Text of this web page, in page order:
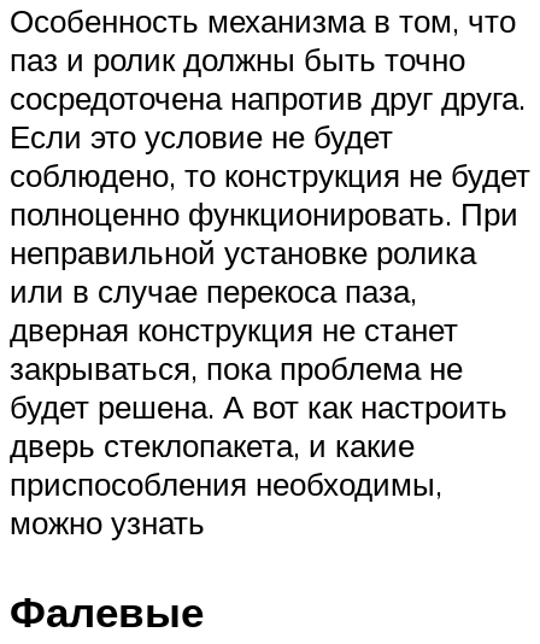
Особенность механизма в том, что
паз и ролик должны быть точно
сосредоточена напротив друг друга.
Если это условие не будет
соблюдено, то конструкция не будет
полноценно функционировать. При
неправильной установке ролика
или в случае перекоса паза,
дверная конструкция не станет
закрываться, пока проблема не
будет решена. А вот как настроить
дверь стеклопакета, и какие
приспособления необходимы,
можно узнать
Фалевые